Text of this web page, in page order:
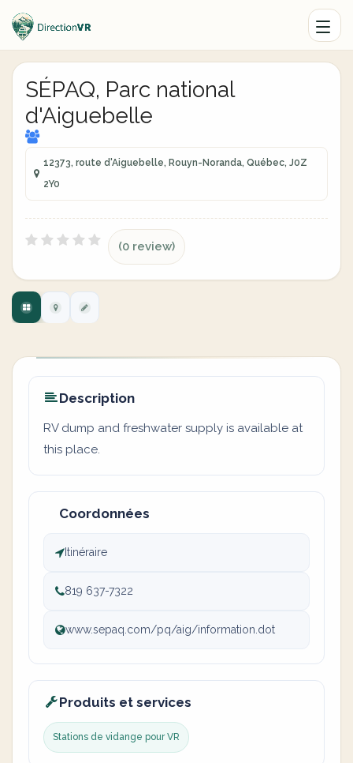
SÉPAQ, Parc national
d'Aiguebelle
12373, route d'Aiguebelle, Rouyn-Noranda, Québec, J0Z
2Y0
(0 review)
Description
RV dump and freshwater supply is available at
this place.
Coordonnées
Itinéraire
819 637-7322
www.sepaq.com/pq/aig/information.dot
Produits et services
Stations de vidange pour VR